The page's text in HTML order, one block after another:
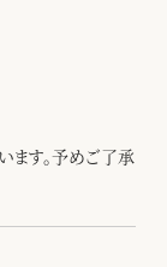
ます。予めご了承